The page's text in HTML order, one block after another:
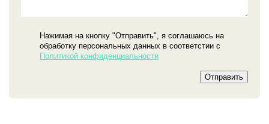
Нажимая на кнопку "Отправить", я соглашаюсь на
обработку персональных данных в соответстии с
Политикой конфиденциальности
Отправить